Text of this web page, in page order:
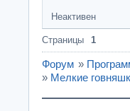
Неактивен
Страницы 1
Форум »
» Мелкие